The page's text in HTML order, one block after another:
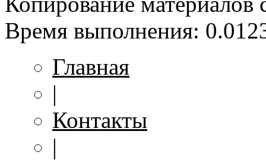
Время выполнения:
Главная
|
Контакты
|